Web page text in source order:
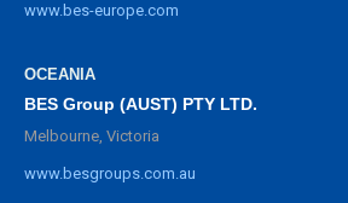
www.bes-europe.com
OCEANIA
BES Group (AUST) PTY LTD.
Melbourne, Victoria
www.besgroups.com.au